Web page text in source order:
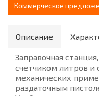
Коммерческое
Описание
Заправочная
счетчиком литров
механических
раздаточным